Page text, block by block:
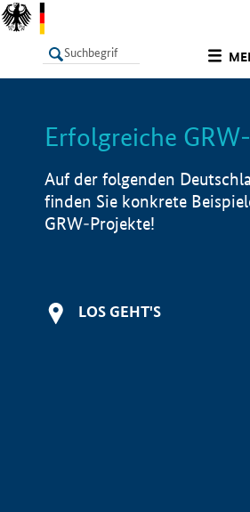
LISTE
Erfolgreiche
Auf der folgenden
finden Sie konkrete
GRW-Projekte!
LOS GEHT'S